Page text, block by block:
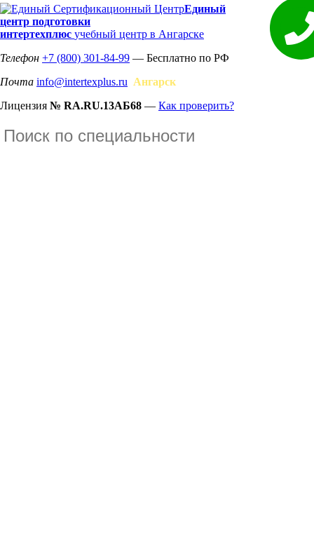
Единый
центр подготовки
интертехплюс учебный центр в Ангарске
Телефон +7 (800) 301-84-99 — Бесплатно по РФ
Почта info@intertexplus.ru Ангарск
Лицензия № RA.RU.13АБ68 — Как проверить?